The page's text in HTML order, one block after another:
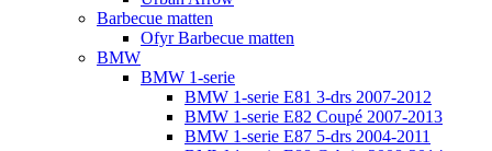
Barbecue matten
Ofyr Barbecue matten
BMW
BMW 1-serie
BMW 1-serie E81 3-drs 2007-2012
BMW 1-serie E82 Coupé 2007-2013
BMW 1-serie E87 5-drs 2004-2011